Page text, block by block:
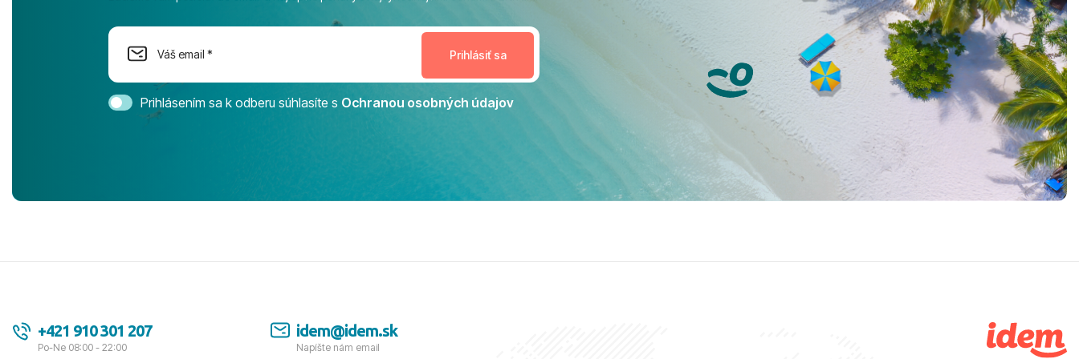
na moment nenudil, no zároveň bol
dostatok priestoru na dokonalý relax. ​
Magic Life Jacaranda môžeme s čistým
svedomím odporučiť každému, kto hľadá
bezstarostnú dovolenku na vysokej
úrovni. Všetko bolo zabezpečené na
tešíme, kam s nami vyrazíte nabudúce!
Ďakujeme za skvelé spomienky. ​S
pozdravom a prianím mnohých ďalších
Prihlásením sa k odberu súhlasíte s Ochranou osobných údajov
+421 910 301 207
Po-Ne 08:00 - 22:00
idem@idem.sk
Napíšte nám email